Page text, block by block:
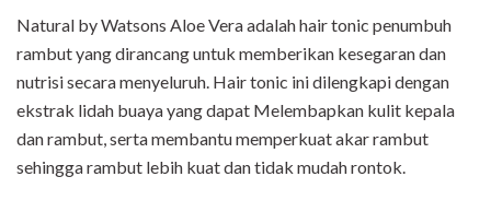
Natural by Watsons Aloe Vera adalah hair tonic penumbuh
rambut yang dirancang untuk memberikan kesegaran dan
nutrisi secara menyeluruh. Hair tonic ini dilengkapi dengan
ekstrak lidah buaya yang dapat Melembapkan kulit kepala
dan rambut, serta membantu memperkuat akar rambut
sehingga rambut lebih kuat dan tidak mudah rontok.